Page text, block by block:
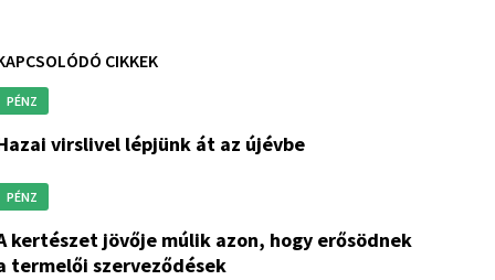
CIKKEK
PÉNZ
hazai virslivel lépjünk át az újévbe
PÉNZ
erősödnek
termelői szerveződések